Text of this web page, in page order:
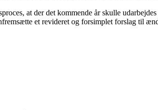
at der det kommende år skulle
et revideret og forsimplet forslag til